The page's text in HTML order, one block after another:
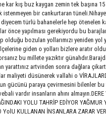
kar kış buz kaygan zemin tek başına
istenmeyen bir cankurtaran
diyecem türlü bahanelerle hep ötenelen
önce yapılması gerekiyordu bu
olduğu bozulan yollarımızı yeniden yol
giden o yolları bizlere aratır
bu millete yazıktır
yarattınız artvinden sonra dağlara
maliyeti düsünerek vallahi o
gücünü paraya çevirmesini bilenler
vardır insanların ahını
YOLU TAHRİP EDİYOR
YolU KULLANAN İNSANLARA ZARAR